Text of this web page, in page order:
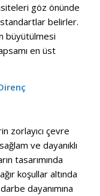
göz önünde
belirler.
büyütülmesi
en üst
zorlayıcı çevre
ve dayanıklı
tasarımında
koşullar altında
dayanımına